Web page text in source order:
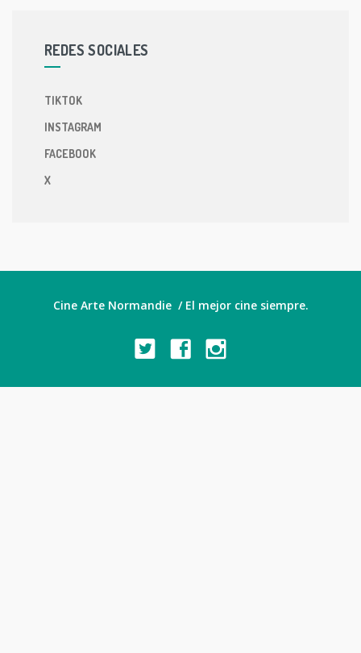
REDES SOCIALES
TIKTOK
INSTAGRAM
FACEBOOK
X
Cine Arte Normandie / El mejor cine siempre.